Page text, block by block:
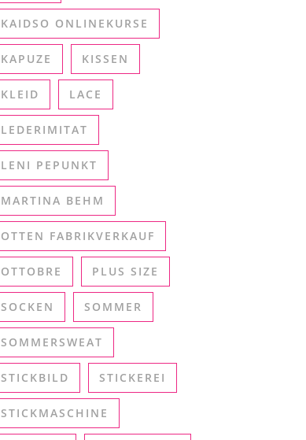
KAIDSO ONLINEKURSE
KAPUZE KISSEN
KLEID LACE
LEDERIMITAT
LENI PEPUNKT
MARTINA BEHM
OTTEN FABRIKVERKAUF
OTTOBRE PLUS SIZE
SOCKEN SOMMER
SOMMERSWEAT
STICKBILD STICKEREI
STICKMASCHINE